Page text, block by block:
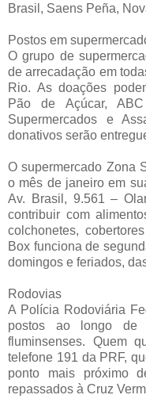
Brasil, Saens Peña,
Postos em
O grupo de
de arrecadação em
Rio. As doações
Pão de Açúcar,
Supermercados e
donativos serão
O supermercado Zona
o mês de janeiro em
Av. Brasil, 9.561 –
contribuir com
colchonetes,
Box funciona de
domingos e feriados,
Rodovias
A Polícia Rodoviária
postos ao longo de
fluminsenses. Quem
telefone 191 da PRF,
ponto mais próximo
repassados à Cruz